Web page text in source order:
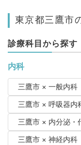
東京都三鷹市
診療科目から探す
内科
三鷹市 × 一般内科
三鷹市 × 呼吸器内
三鷹市 × 内分泌・
三鷹市 × 神経内科